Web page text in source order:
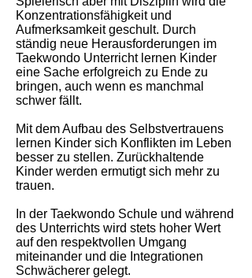
Konzentrationsfähigkeit und
Aufmerksamkeit geschult. Durch
ständig neue Herausforderungen im
Taekwondo Unterricht lernen Kinder
eine Sache erfolgreich zu Ende zu
bringen, auch wenn es manchmal
schwer fällt.
Mit dem Aufbau des Selbstvertrauens
lernen Kinder sich Konflikten im Leben
besser zu stellen. Zurückhaltende
Kinder werden ermutigt sich mehr zu
trauen.
In der Taekwondo Schule und während
des Unterrichts wird stets hoher Wert
auf den respektvollen Umgang
miteinander und die Integrationen
Schwächerer gelegt.